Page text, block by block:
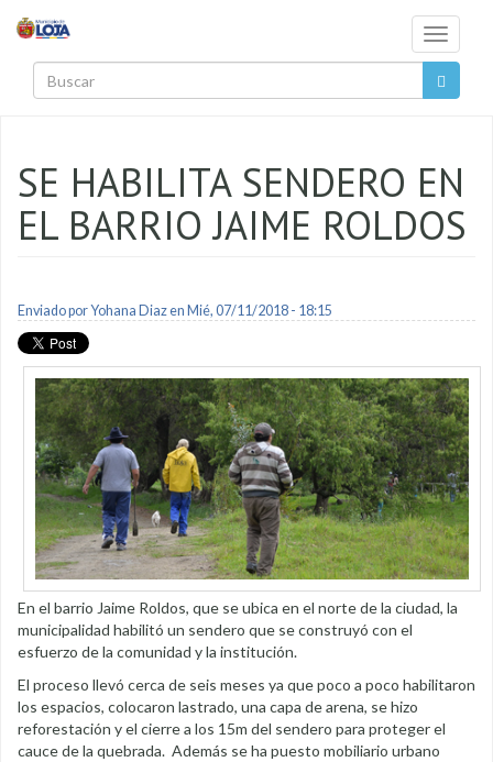
Toggle
SE HABILITA SENDERO EN
EL BARRIO JAIME ROLDOS
Enviado porYohana Diazen Mié, 07/11/2018 - 18:15
En el barrio Jaime Roldos, que se ubica en el norte de la ciudad, la
municipalidad habilitó un sendero que se construyó con el
esfuerzo de la comunidad y la institución.
El proceso llevó cerca de seis meses ya que poco a poco habilitaron
los espacios, colocaron lastrado, una capa de arena, se hizo
reforestación y el cierre a los 15m del sendero para proteger el
cauce de la quebrada. Además se ha puesto mobiliario urbano